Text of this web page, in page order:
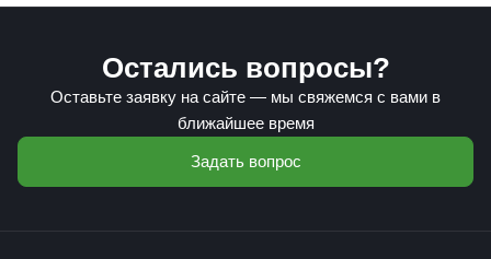
Остались вопросы?
Оставьте заявку на сайте — мы свяжемся с вами в
ближайшее время
Задать вопрос